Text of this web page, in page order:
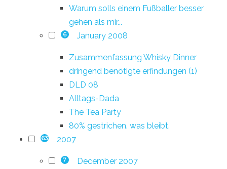
Warum solls einem Fußballer besser
gehen als mir...
6 January 2008
Zusammenfassung Whisky Dinner
dringend benötigte erfindungen (1)
DLD 08
Alltags-Dada
The Tea Party
80% gestrichen. was bleibt.
63 2007
7 December 2007